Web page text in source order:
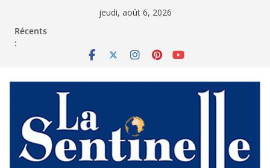
jeudi, août 6, 2026
Récents
: